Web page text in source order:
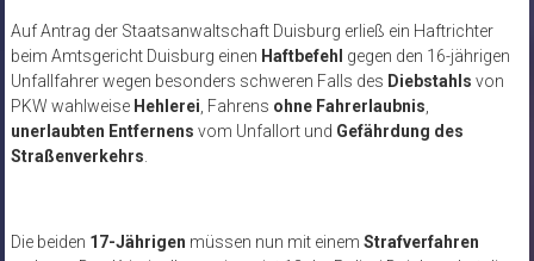
Auf Antrag der Staatsanwaltschaft Duisburg erließ ein Haftrichter
beim Amtsgericht Duisburg einen Haftbefehl gegen den 16-jährigen
Unfallfahrer wegen besonders schweren Falls des Diebstahls von
PKW wahlweise Hehlerei , Fahrens ohne Fahrerlaubnis
unerlaubten Entfernens vom Unfallort und Gefährdung des
Straßenverkehrs
Die beiden 17-Jährigen müssen nun mit einem Strafverfahren